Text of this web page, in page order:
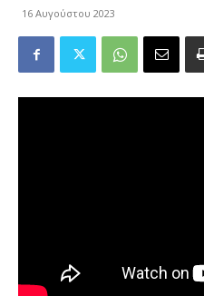
16 Αυγούστου 2023